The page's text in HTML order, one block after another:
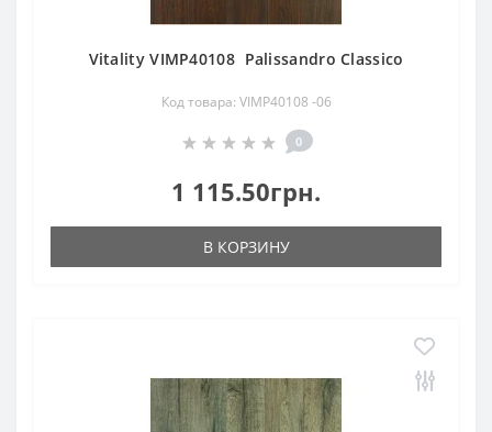
Vitality VIMP40108 Palissandro Classico
Код товара: VIMP40108 -06
0
1 115.50грн.
В КОРЗИНУ